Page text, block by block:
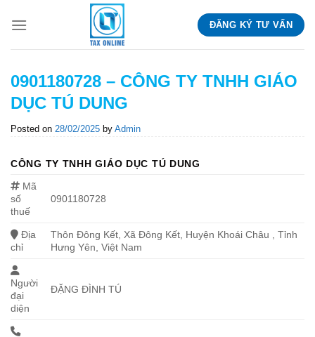
ĐĂNG KÝ TƯ VẤN
0901180728 – CÔNG TY TNHH GIÁO
DỤC TÚ DUNG
Posted on 28/02/2025 by Admin
CÔNG TY TNHH GIÁO DỤC TÚ DUNG
Mã
số
thuế
0901180728
Địa
chỉ
Thôn Đông Kết, Xã Đông Kết, Huyện Khoái Châu , Tỉnh
Hưng Yên, Việt Nam
Người
đại
diện
ĐẶNG ĐÌNH TÚ